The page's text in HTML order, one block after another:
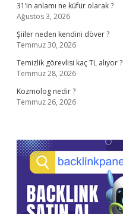
31’in anlamı ne küfür olarak ?
Ağustos 3, 2026
Şiiler neden kendini döver ?
Temmuz 30, 2026
Temizlik görevlisi kaç TL alıyor ?
Temmuz 28, 2026
Kozmolog nedir ?
Temmuz 26, 2026